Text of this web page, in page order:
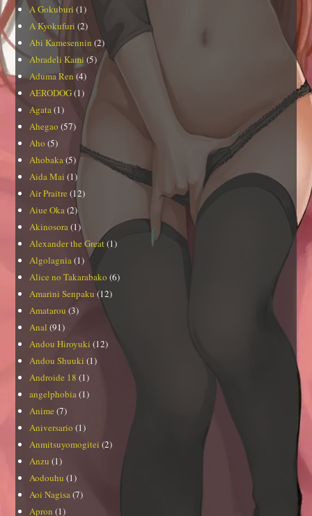
A Gokuburi (1)
A Kyokufuri (2)
Abi Kamesennin (2)
Abradeli Kami (5)
Aduma Ren (4)
AERODOG(1)
Agata(1)
Ahegao (57)
Aho (5)
Ahobaka(5)
Aida Mai (1)
Air Praitre (12)
Aiue Oka(2)
Akinosora(1)
Alexander the Great(1)
Algolagnia(1)
Alice no Takarabako (6)
Amarini Senpaku (12)
Amatarou (3)
Anal (91)
Andou Hiroyuki (12)
Andou Shuuki (1)
Androide 18 (1)
angelphobia(1)
Anime (7)
Aniversario (1)
Anmitsuyomogitei (2)
Anzu (1)
Aodouhu (1)
Aoi Nagisa(7)
Apron (1)